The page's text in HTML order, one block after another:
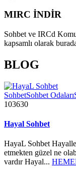
MIRC İNDİR
Sohbet ve IRCd
kapsamlı olarak
BLOG
SohbetSohbet Odaları
103630
Hayal Sohbet
HayaL Sohbet
etmekten güzel ne
vardır Hayal...